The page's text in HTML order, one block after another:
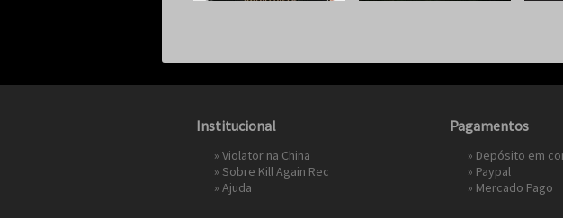
Institucional
» Violator na China
» Sobre Kill Again Rec
» Ajuda
Pagamentos
» Depósito em
» Paypal
» Mercado Pago